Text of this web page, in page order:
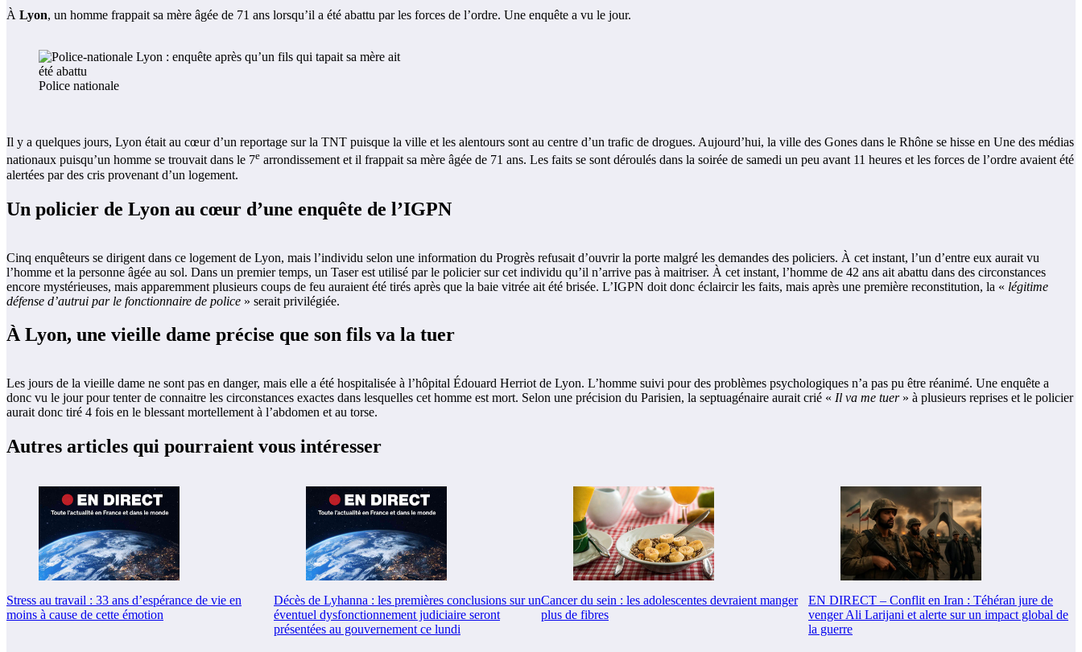
À Lyon, un homme frappait sa mère âgée de 71 ans lorsqu’il a été abattu par les forces de l’ordre. Une enquête a vu le jour.
Police nationale
Il y a quelques jours, Lyon était au cœur d’un reportage sur la TNT puisque la ville et les alentours sont au centre d’un trafic de drogues. Aujourd’hui, la ville des Gones dans le Rhône se hisse en Une des médias
nationaux puisqu’un homme se trouvait dans le 7e arrondissement et il frappait sa mère âgée de 71 ans. Les faits se sont déroulés dans la soirée de samedi un peu avant 11 heures et les forces de l’ordre avaient été
alertées par des cris provenant d’un logement.
Un policier de Lyon au cœur d’une enquête de l’IGPN
Cinq enquêteurs se dirigent dans ce logement de Lyon, mais l’individu selon une information du Progrès refusait d’ouvrir la porte malgré les demandes des policiers. À cet instant, l’un d’entre eux aurait vu
l’homme et la personne âgée au sol. Dans un premier temps, un Taser est utilisé par le policier sur cet individu qu’il n’arrive pas à maitriser. À cet instant, l’homme de 42 ans ait abattu dans des circonstances
encore mystérieuses, mais apparemment plusieurs coups de feu auraient été tirés après que la baie vitrée ait été brisée. L’IGPN doit donc éclaircir les faits, mais après une première reconstitution, la « légitime
défense d’autrui par le fonctionnaire de police » serait privilégiée.
À Lyon, une vieille dame précise que son fils va la tuer
Les jours de la vieille dame ne sont pas en danger, mais elle a été hospitalisée à l’hôpital Édouard Herriot de Lyon. L’homme suivi pour des problèmes psychologiques n’a pas pu être réanimé. Une enquête a
donc vu le jour pour tenter de connaitre les circonstances exactes dans lesquelles cet homme est mort. Selon une précision du Parisien, la septuagénaire aurait crié « Il va me tuer» à plusieurs reprises et le policier
aurait donc tiré 4 fois en le blessant mortellement à l’abdomen et au torse.
Autres articles qui pourraient vous intéresser
Stress au travail : 33 ans d’espérance de vie en
moins à cause de cette émotion
Décès de Lyhanna : les premières conclusions sur un
éventuel dysfonctionnement judiciaire seront
présentées au gouvernement ce lundi
Cancer du sein : les adolescentes devraient manger
plus de fibres
EN DIRECT – Conflit en Iran : Téhéran jure de
venger Ali Larijani et alerte sur un impact global de
la guerre